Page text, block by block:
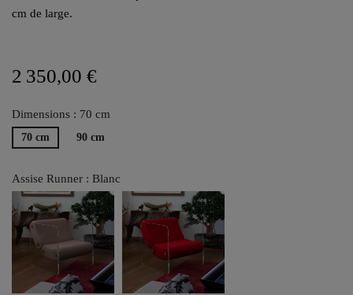
cm de large.
2 350,00 €
Dimensions : 70 cm
70 cm 90 cm
Assise Runner : Blanc